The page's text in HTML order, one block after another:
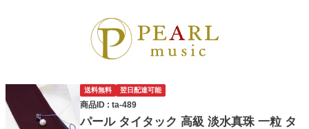
送料無料 翌日配達可能
商品ID : ta-489
パール タイタック 高級 淡水真珠 一粒 タ